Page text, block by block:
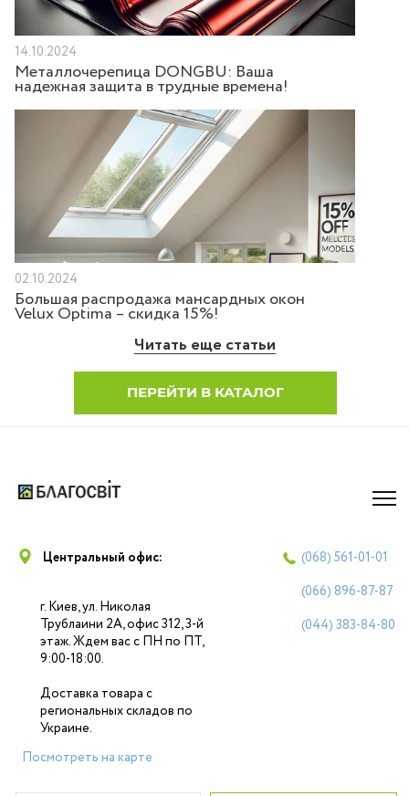
14.10.2024
Металлочерепица DONGBU: Ваша
надежная защита в трудные времена!
02.10.2024
Большая распродажа мансардных окон
Velux Optima – скидка 15%!
Читать еще статьи
ПЕРЕЙТИ В КАТАЛОГ
Центральный офис:
г. Киев, ул. Николая
Трублаини 2А, офис 312, 3-й
этаж. Ждем вас с ПН по ПТ,
9:00-18:00.
Доставка товара с
региональных складов по
Украине.
Посмотреть на карте
(068) 561-01-01
(066) 896-87-87
(044) 383-84-80